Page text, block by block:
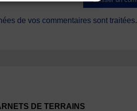
de vos commentaires sont traitées.
DE TERRAINS